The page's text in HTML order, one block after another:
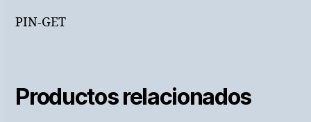
PIN-GET
Productos relacionados